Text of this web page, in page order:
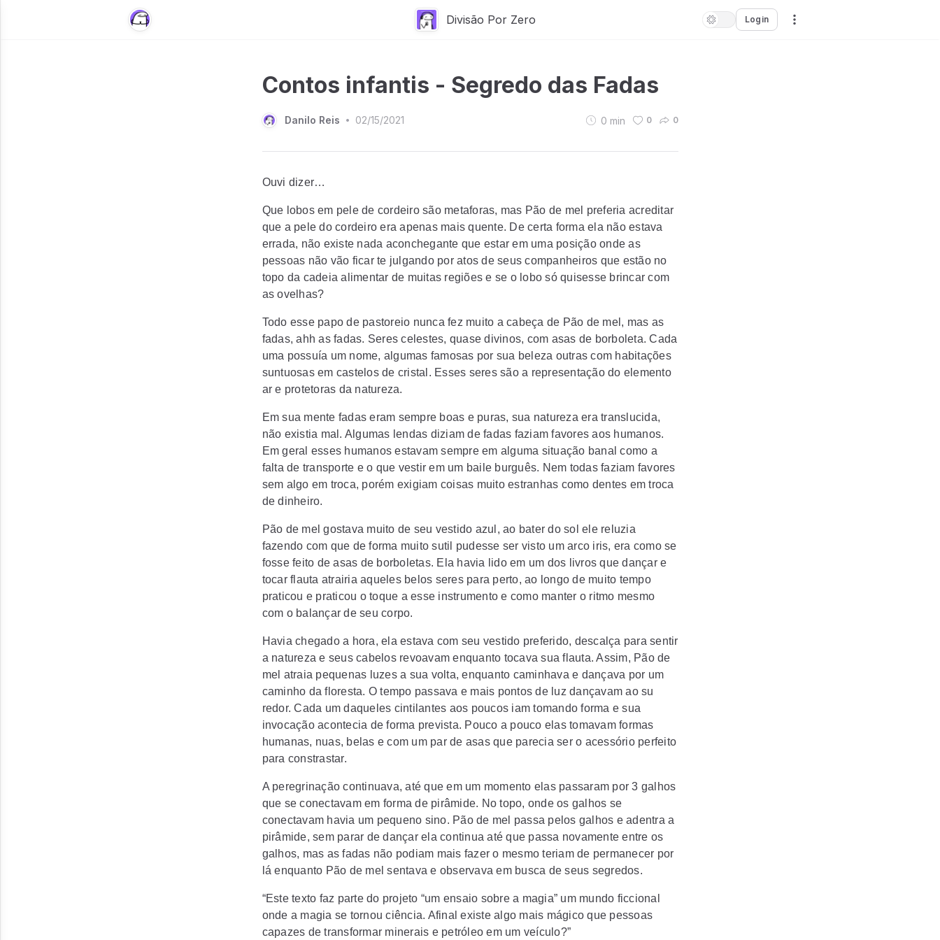
Divisão Por Zero Login
Contos infantis - Segredo das Fadas
Danilo Reis • 02/15/2021 0 min 0 0
Ouvi dizer…
Que lobos em pele de cordeiro são metaforas, mas Pão de mel preferia acreditar
que a pele do cordeiro era apenas mais quente. De certa forma ela não estava
errada, não existe nada aconchegante que estar em uma posição onde as
pessoas não vão ficar te julgando por atos de seus companheiros que estão no
topo da cadeia alimentar de muitas regiões e se o lobo só quisesse brincar com
as ovelhas?
Todo esse papo de pastoreio nunca fez muito a cabeça de Pão de mel, mas as
fadas, ahh as fadas. Seres celestes, quase divinos, com asas de borboleta. Cada
uma possuía um nome, algumas famosas por sua beleza outras com habitações
suntuosas em castelos de cristal. Esses seres são a representação do elemento
ar e protetoras da natureza.
Em sua mente fadas eram sempre boas e puras, sua natureza era translucida,
não existia mal. Algumas lendas diziam de fadas faziam favores aos humanos.
Em geral esses humanos estavam sempre em alguma situação banal como a
falta de transporte e o que vestir em um baile burguês. Nem todas faziam favores
sem algo em troca, porém exigiam coisas muito estranhas como dentes em troca
de dinheiro.
Pão de mel gostava muito de seu vestido azul, ao bater do sol ele reluzia
fazendo com que de forma muito sutil pudesse ser visto um arco iris, era como se
fosse feito de asas de borboletas. Ela havia lido em um dos livros que dançar e
tocar flauta atrairia aqueles belos seres para perto, ao longo de muito tempo
praticou e praticou o toque a esse instrumento e como manter o ritmo mesmo
com o balançar de seu corpo.
Havia chegado a hora, ela estava com seu vestido preferido, descalça para sentir
a natureza e seus cabelos revoavam enquanto tocava sua flauta. Assim, Pão de
mel atraia pequenas luzes a sua volta, enquanto caminhava e dançava por um
caminho da floresta. O tempo passava e mais pontos de luz dançavam ao su
redor. Cada um daqueles cintilantes aos poucos iam tomando forma e sua
invocação acontecia de forma prevista. Pouco a pouco elas tomavam formas
humanas, nuas, belas e com um par de asas que parecia ser o acessório perfeito
para constrastar.
A peregrinação continuava, até que em um momento elas passaram por 3 galhos
que se conectavam em forma de pirâmide. No topo, onde os galhos se
conectavam havia um pequeno sino. Pão de mel passa pelos galhos e adentra a
pirâmide, sem parar de dançar ela continua até que passa novamente entre os
galhos, mas as fadas não podiam mais fazer o mesmo teriam de permanecer por
lá enquanto Pão de mel sentava e observava em busca de seus segredos.
“Este texto faz parte do projeto “um ensaio sobre a magia” um mundo ficcional
onde a magia se tornou ciência. Afinal existe algo mais mágico que pessoas
capazes de transformar minerais e petróleo em um veículo?”